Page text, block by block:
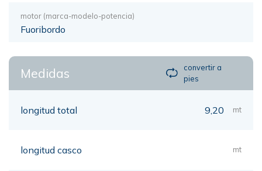
motor (marca-modelo-potencia)
Fuoribordo
Medidas
convertir a
pies
longitud total 9,20 mt
longitud casco mt